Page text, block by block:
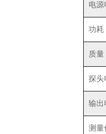
电源
功耗
质
探头
输出
测量